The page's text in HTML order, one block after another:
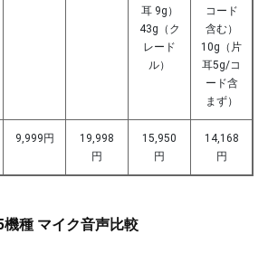
耳 9g）
43g（ク
レード
ル）
コード
含む）
10g（片
耳5g/コ
ード含
まず）
9,999円
19,998
円
15,950
円
14,168
円
種 マイク音声比較